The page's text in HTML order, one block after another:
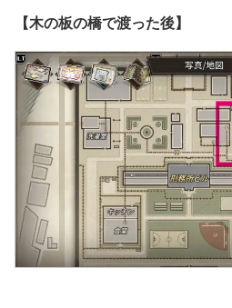
【木の板の橋で渡った後】